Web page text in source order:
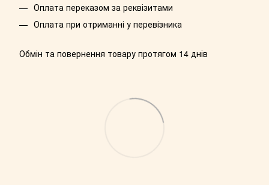
Оплата переказом за реквізитами
Оплата при отриманні у перевізника
Обмін та повернення товару протягом 14 днів